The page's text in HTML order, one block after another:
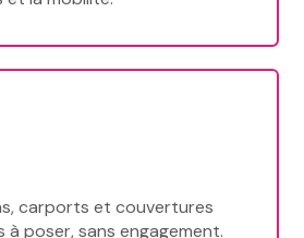
carports et couvertures
à poser, sans engagement.